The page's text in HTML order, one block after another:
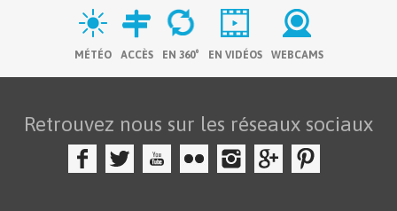
MÉTÉO ACCÈS EN 360° EN VIDÉOS WEBCAMS
Retrouvez nous sur les réseaux sociaux